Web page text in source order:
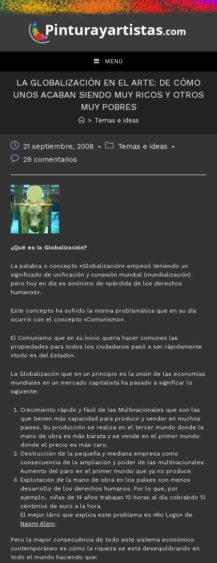
Saltar
al
contenido
MENÚ
LA GLOBALIZACIÓN EN EL ARTE: DE CÓMO
UNOS ACABAN SIENDO MUY RICOS Y OTROS
MUY POBRES
> Temas e ideas
Publicación
de
entrada:
21 septiembre, 2008
Categoría
entrada:
Temas e ideas
Comentarios
entrada:
29 comentarios
¿Qué es la Globalización?
La palabra o concepto «Globalización» empezó teniendo un
significado de unificación y conexión mundial (mundialización)
pero hoy en día es sinónimo de «pérdida de los derechos
humanos».
Este concepto ha sufrido la misma problemática que en su día
ocurrió con el concepto «Comunismo».
El Comunismo que en su inicio quería hacer comunes las
propiedades para todos los ciudadanos pasó a ser rápidamente
«todo es del Estado».
La Globalización que en un principio es la unión de las economías
mundiales en un mercado capitalista ha pasado a significar lo
siguiente:
Crecimiento rápido y fácil de las Multinacionales que son las
que tienen más capacidad para producir y vender en muchos
paises. Su producción se realiza en el tercer mundo donde la
mano de obra es más barata y se vende en el primer mundo
donde el precio es más caro.
Destrucción de la pequeña y mediana empresa como
consecuencia de la ampliación y poder de las multinacionales.
Aumento del paro en el primer mundo que ya no produce.
Explotación de la mano de obra en los países con menos
desarrollo de los derechos humanos. Por lo que, por
ejemplo, niñas de 14 años trabajan 10 horas al día cobrabdo 13
céntimos de euro a la hora.
El mejor libro que explica este problema es «No Logo» de
Naomi Klein.
Pero la mayor consecuéncia de todo este sistema económico
contemporáneo es cómo la riqueza se está desequilibrando en
todo el mundo haciendo que: